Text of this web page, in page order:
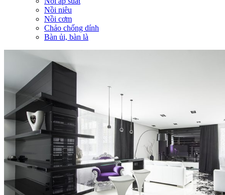
Nồi niêu
Nồi cơm
Chảo chống dính
Bàn ủi, bàn là